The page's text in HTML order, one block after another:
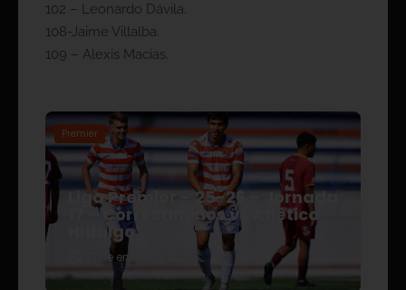
102 – Leonardo Dávila.
108-Jaime Villalba.
109 – Alexis Macias.
Premier
Liga Premier – 25-26 – Jornada
17 – Correcaminos vs Atlético
Hidalgo
31 de enero de 2026